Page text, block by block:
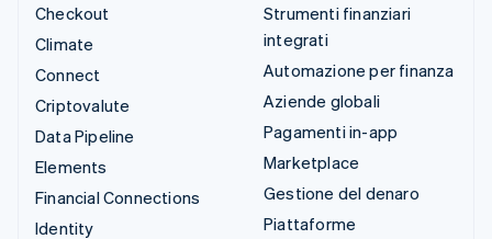
Checkout
Climate
Connect
Criptovalute
Data Pipeline
Elements
Financial Connections
Identity
Strumenti finanziari
integrati
Automazione per finanza
Aziende globali
Pagamenti in-app
Marketplace
Gestione del denaro
Piattaforme